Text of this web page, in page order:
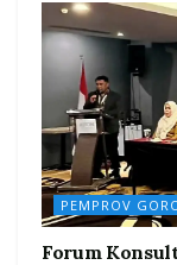
PEMPROV
Forum